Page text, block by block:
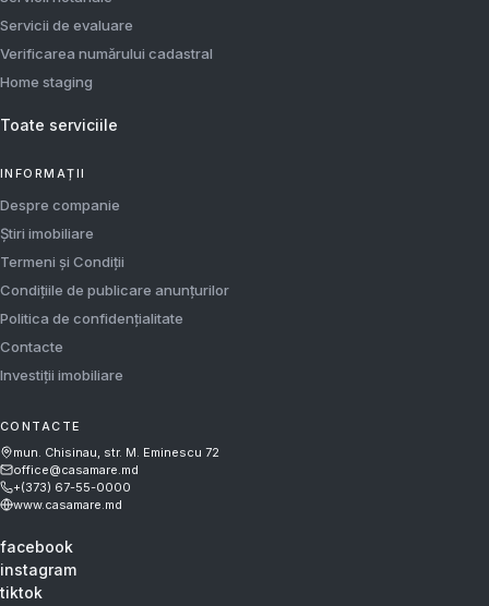
Servicii de evaluare
Verificarea numărului cadastral
Home staging
Toate serviciile
INFORMAȚII
Despre companie
Știri imobiliare
Termeni și Condiții
Condițiile de publicare anunțurilor
Politica de confidențialitate
Contacte
Investiții imobiliare
CONTACTE
mun. Chisinau, str. M. Eminescu 72
office@casamare.md
+(373) 67-55-0000
www.casamare.md
facebook
instagram
tiktok